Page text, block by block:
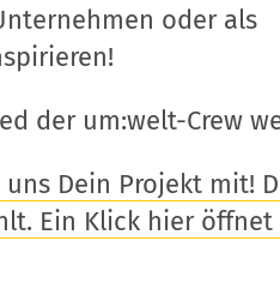
oder als
der um:welt-Crew
Dein Projekt mit!
Ein Klick hier öffnet